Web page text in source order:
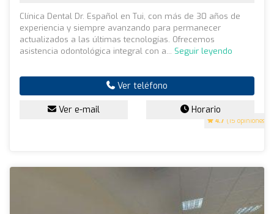
4.7 (15 opiniones)
Clínica Dental Dr. Español en Tui, con más de 30 años de
experiencia y siempre avanzando para permanecer
actualizados a las últimas tecnologías. Ofrecemos
asistencia odontológica integral con a... Seguir leyendo
Ver teléfono
Ver e-mail Horario